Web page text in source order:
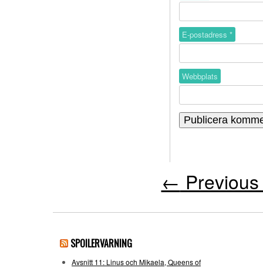
E-postadress *
Webbplats
←
SPOILERVARNING
Avsnitt 11: Linus och Mikaela, Queens of